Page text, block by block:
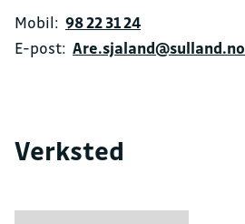
Mobil: 98 22 31 24
E-post: Are.sjaland@sulland.no
Verksted